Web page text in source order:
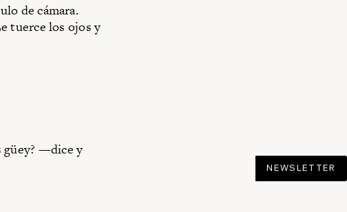
de cámara.
tuerce los ojos y
güey? —dice y
NEWSLETTER